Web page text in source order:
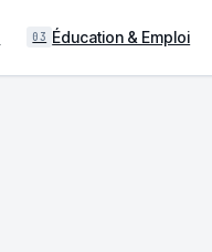
03 Éducation & Emploi